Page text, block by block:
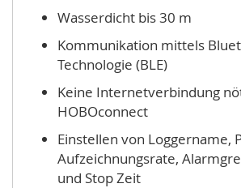
Wasserdicht bis 30 m
Kommunikation mittels
Technologie (BLE)
Keine Internetverbindung
HOBOconnect
Einstellen von Loggername,
Aufzeichnungsrate,
und Stop Zeit